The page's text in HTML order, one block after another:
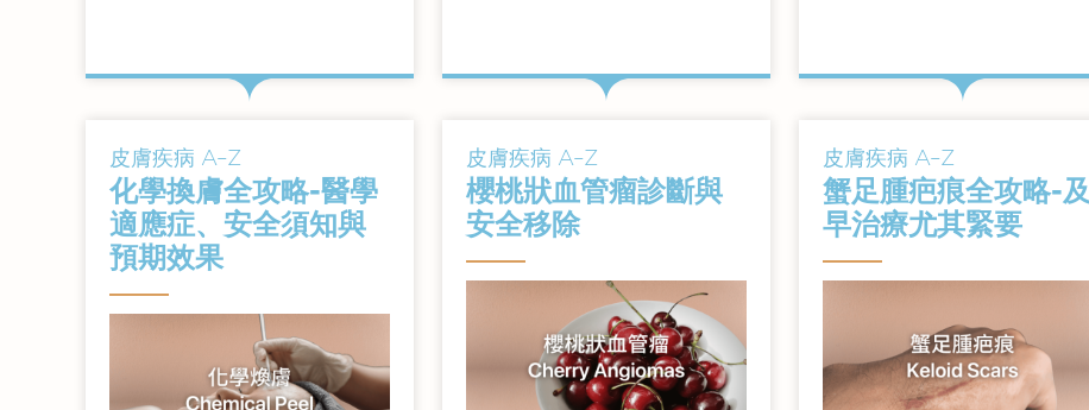
查看詳情 查看詳情 查看詳情
皮膚疾病 A–Z
化學換膚全攻略-醫學
適應症、安全須知與
預期效果
皮膚疾病 A–Z
櫻桃狀血管瘤診斷與
安全移除
皮膚疾病 A–Z
蟹足腫疤痕全攻略-及
早治療尤其緊要